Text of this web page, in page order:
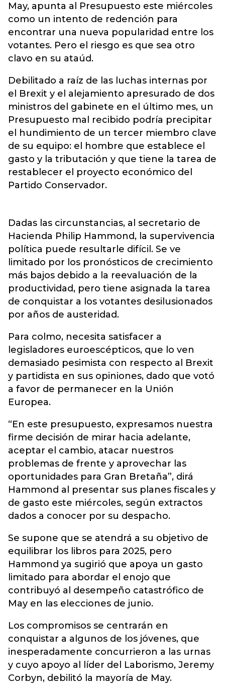
May, apunta al Presupuesto este miércoles
como un intento de redención para
encontrar una nueva popularidad entre los
votantes. Pero el riesgo es que sea otro
clavo en su ataúd.
Debilitado a raíz de las luchas internas por
el Brexit y el alejamiento apresurado de dos
ministros del gabinete en el último mes, un
Presupuesto mal recibido podría precipitar
el hundimiento de un tercer miembro clave
de su equipo: el hombre que establece el
gasto y la tributación y que tiene la tarea de
restablecer el proyecto económico del
Partido Conservador.
Dadas las circunstancias, al secretario de
Hacienda Philip Hammond, la supervivencia
política puede resultarle difícil. Se ve
limitado por los pronósticos de crecimiento
más bajos debido a la reevaluación de la
productividad, pero tiene asignada la tarea
de conquistar a los votantes desilusionados
por años de austeridad.
Para colmo, necesita satisfacer a
legisladores euroescépticos, que lo ven
demasiado pesimista con respecto al Brexit
y partidista en sus opiniones, dado que votó
a favor de permanecer en la Unión
Europea.
“En este presupuesto, expresamos nuestra
firme decisión de mirar hacia adelante,
aceptar el cambio, atacar nuestros
problemas de frente y aprovechar las
oportunidades para Gran Bretaña”, dirá
Hammond al presentar sus planes fiscales y
de gasto este miércoles, según extractos
dados a conocer por su despacho.
Se supone que se atendrá a su objetivo de
equilibrar los libros para 2025, pero
Hammond ya sugirió que apoya un gasto
limitado para abordar el enojo que
contribuyó al desempeño catastrófico de
May en las elecciones de junio.
Los compromisos se centrarán en
conquistar a algunos de los jóvenes, que
inesperadamente concurrieron a las urnas
y cuyo apoyo al líder del Laborismo, Jeremy
Corbyn, debilitó la mayoría de May.